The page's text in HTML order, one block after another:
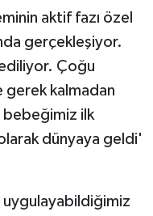
aktif fazı özel
gerçekleşiyor.
Çoğu
gerek kalmadan
ilk
dünyaya geldi'